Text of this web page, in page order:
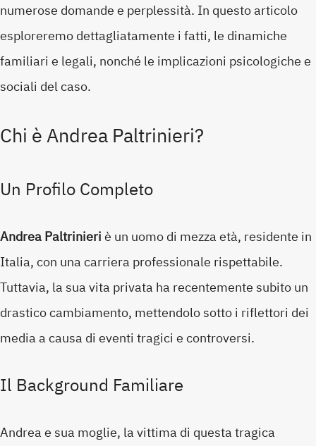
numerose domande e perplessità. In questo articolo
esploreremo dettagliatamente i fatti, le dinamiche
familiari e legali, nonché le implicazioni psicologiche e
sociali del caso.
Chi è Andrea Paltrinieri?
Un Profilo Completo
Andrea Paltrinieriè un uomo di mezza età, residente in
Italia, con una carriera professionale rispettabile.
Tuttavia, la sua vita privata ha recentemente subito un
drastico cambiamento, mettendolo sotto i riflettori dei
media a causa di eventi tragici e controversi.
Il Background Familiare
Andrea e sua moglie, la vittima di questa tragica